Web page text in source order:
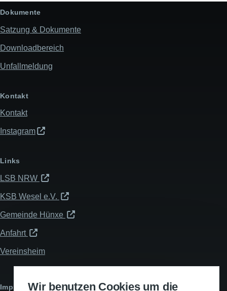
Wir benutzen Cookies um die
Dokumente
Satzung & Dokumente
Downloadbereich
Unfallmeldung
Kontakt
Kontakt
Instagram
Links
LSB NRW
KSB Wesel e.V.
Gemeinde Hünxe
Anfahrt
Vereinsheim
Impressum & Datenschutz